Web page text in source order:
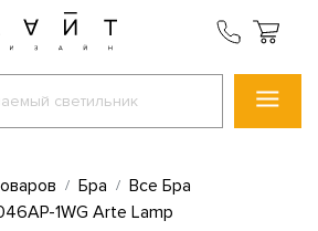
Бра
Все Бра
1WG Arte Lamp